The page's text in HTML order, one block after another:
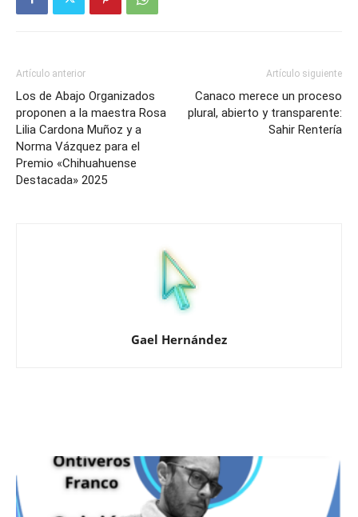
Artículo anterior
Los de Abajo Organizados
proponen a la maestra Rosa
Lilia Cardona Muñoz y a
Norma Vázquez para el
Premio «Chihuahuense
Destacada» 2025
Artículo siguiente
Canaco merece un proceso
plural, abierto y transparente:
Sahir Rentería
Gael Hernández